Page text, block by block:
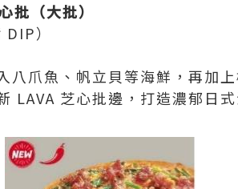
批（大批）
）
爪魚、帆立貝等海鮮，再加
LAVA 芝心批邊，打造濃郁日式